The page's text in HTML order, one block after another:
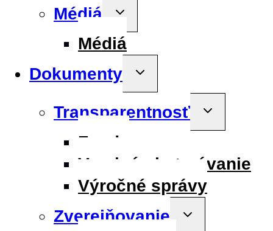
Médiá
Toggle
menu
Médiá
Dokumenty
Toggle
menu
Transparentnosť
Toggle
menu
Fondy
Verejné obstarávanie
Výročné správy
Zverejňovanie
Toggle